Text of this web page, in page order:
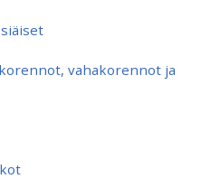
vahakorennot ja